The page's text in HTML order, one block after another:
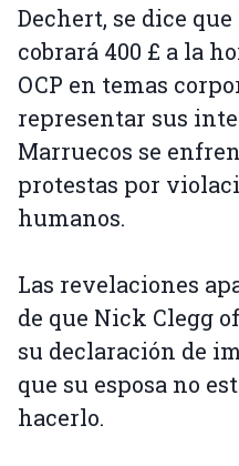
Dechert, se dice
cobrará 400 £ a la
OCP en temas
representar sus
Marruecos se
protestas por
humanos.
Las revelaciones
de que Nick Clegg
su declaración de
que su esposa no
hacerlo.